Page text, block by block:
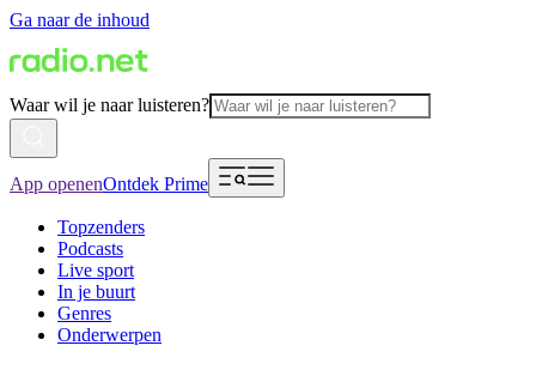
Ga naar de inhoud
Waar wil je naar luisteren?
App openenOntdek Prime
Topzenders
Podcasts
Live sport
In je buurt
Genres
Onderwerpen